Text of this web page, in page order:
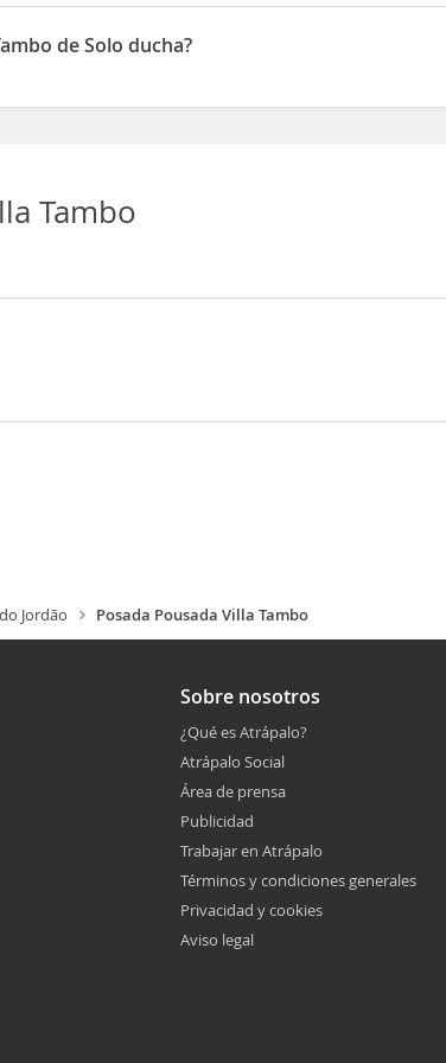
de Mini-bar
de Solo ducha?
Tambo
Jordão Posada Pousada Villa Tambo
Sobre nosotros
¿Qué es Atrápalo?
Atrápalo Social
Área de prensa
Publicidad
Trabajar en Atrápalo
Términos y condiciones generales
Privacidad y cookies
Aviso legal